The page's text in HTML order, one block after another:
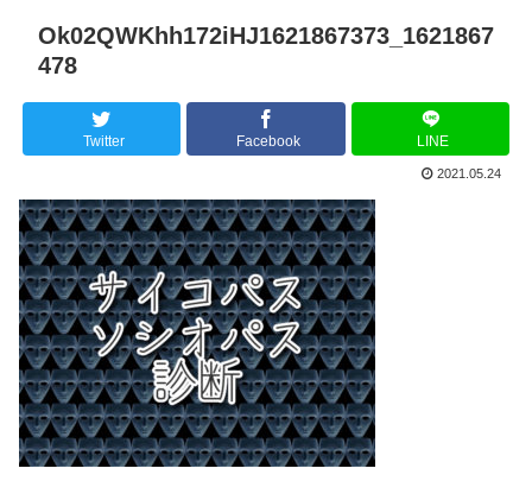
Ok02QWKhh172iHJ1621867373_1621867
478
Twitter Facebook LINE
2021.05.24